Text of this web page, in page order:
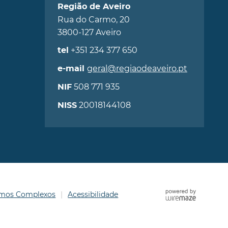
Região de Aveiro
Rua do Carmo, 20
3800-127 Aveiro
tel +351 234 377 650
e-mail geral@regiaodeaveiro.pt
NIF508 771 935
NISS20018144108
Complexos Acessibilidade